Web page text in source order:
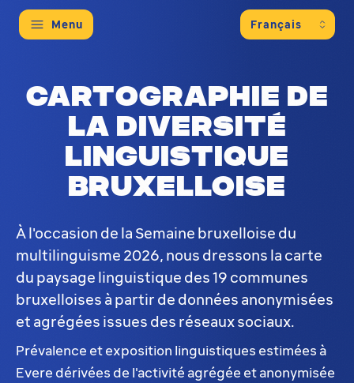
Menu
Cartographie de
la diversité
linguistique
bruxelloise
À l'occasion de la Semaine bruxelloise du
multilinguisme 2026, nous dressons la carte
du paysage linguistique des 19 communes
bruxelloises à partir de données anonymisées
et agrégées issues des réseaux sociaux.
Prévalence et exposition linguistiques estimées à
Evere dérivées de l'activité agrégée et anonymisée